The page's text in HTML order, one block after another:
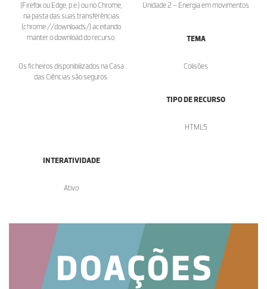
(Firefox ou Edge, p.e.) ou no Chrome,
na pasta das suas transferências
(chrome://downloads/) aceitando
manter o download do recurso.
Os ficheiros disponibilizados na Casa
das Ciências são seguros.
Unidade 2 – Energia em movimentos
TEMA
Colisões
TIPO DE RECURSO
HTML5
INTERATIVIDADE
Ativo